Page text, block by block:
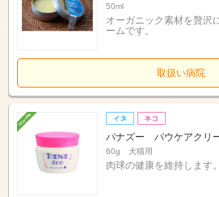
50ml
オーガニック素材を贅沢
ームです。
取扱い病院
パナズー パウケアクリ
60g 犬猫用
肉球の健康を維持します。